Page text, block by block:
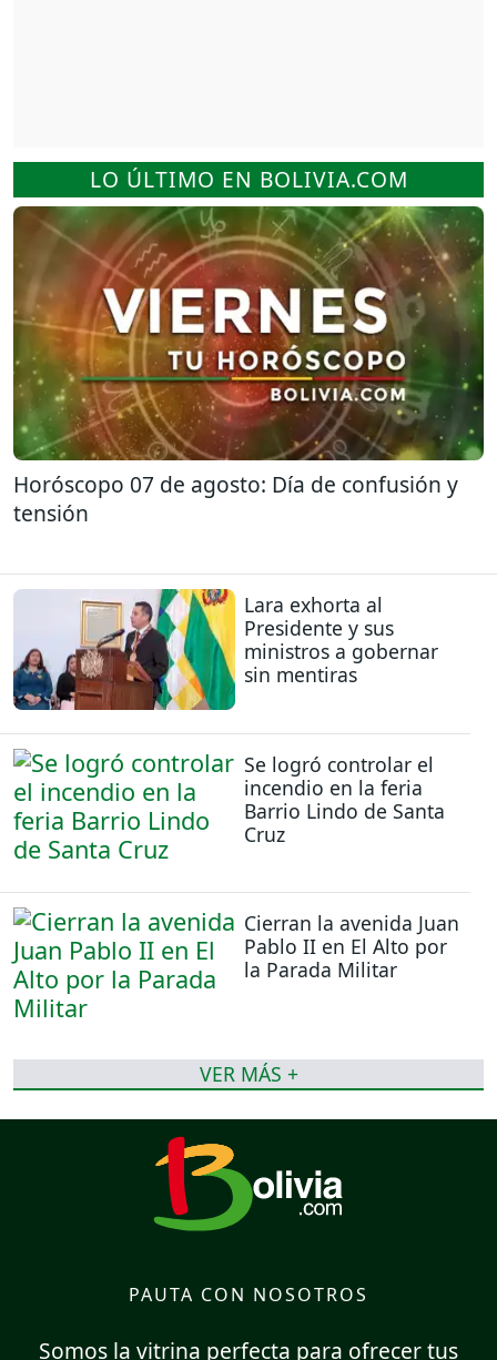
LO ÚLTIMO EN BOLIVIA.COM
Horóscopo 07 de agosto: Día de confusión y
tensión
Lara exhorta al
Presidente y sus
ministros a gobernar
sin mentiras
Se logró controlar el
incendio en la feria
Barrio Lindo de Santa
Cruz
Cierran la avenida Juan
Pablo II en El Alto por
la Parada Militar
VER MÁS +
PAUTA CON NOSOTROS
Somos la vitrina perfecta para ofrecer tus